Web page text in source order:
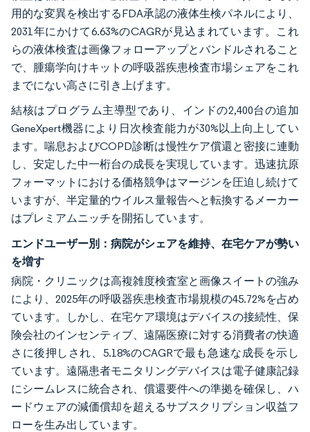
用的な変異を検出するFDA承認の液体生検パネルにより、
2031年にかけて6.63%のCAGRが見込まれています。これ
らの液体検査は画像フォローアップとバンドルされること
で、腫瘍学向けキットの呼吸器疾患検査市場シェアをこれ
までにない高さに引き上げます。
結核はプログラム主導型であり、インドの2,400台の追加
GeneXpert機器により日次検査能力が30%以上向上してい
ます。喘息およびCOPD診断は慢性ケア償還と密接に連動
し、安定した中一桁台の成長を実現しています。迅速抗原
フォーマットにおける価格競争はマージンを圧迫し続けて
いますが、半定量的ウイルス量報告へと転換するメーカー
はプレミアムニッチを開拓しています。
エンドユーザー別：病院がシェアを維持、在宅ケアが勢い
を増す
病院・クリニックは高複雑度検査室と画像スイートの強み
により、2025年の呼吸器疾患検査市場規模の45.72%を占め
ています。しかし、在宅ケア環境はデバイスの接続性、保
険会社のインセンティブ、遠隔医療に対する消費者の快適
さに後押しされ、5.18%のCAGRで最も急速な成長を示し
ています。遠隔患者モニタリングデバイスは電子健康記録
にシームレスに統合され、償還要件への準拠を確保し、ハ
ードウェアの減価償却を超えるサブスクリプション収益フ
ローを生み出しています。